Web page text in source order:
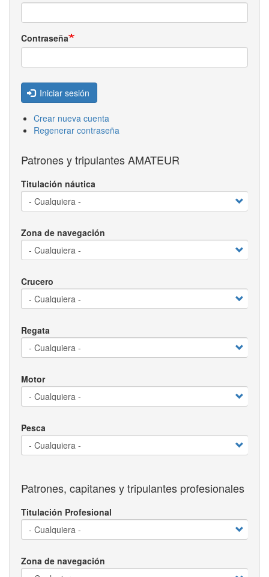
Contraseña
Iniciar sesión
Crear nueva cuenta
Regenerar contraseña
Patrones y tripulantes AMATEUR
Titulación náutica
Zona de navegación
Crucero
Regata
Motor
Pesca
Patrones, capitanes y tripulantes profesionales
Titulación Profesional
Zona de navegación